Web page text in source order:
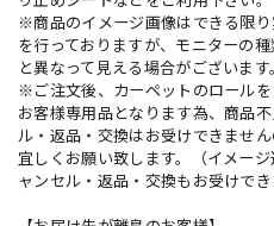
※商品のイメージ画像はできる限
を行っておりますが、モニターの
と異なって見える場合がございます
※ご注文後、カーペットのロールを
お客様専用品となります為、商品
ル・返品・交換はお受けできませ
宜しくお願い致します。（イメー
ャンセル・返品・交換もお受けで